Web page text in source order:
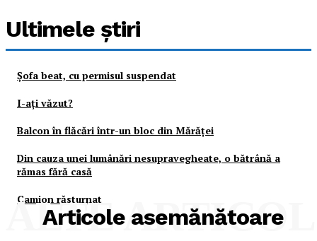
Ultimele ştiri
Şofa beat, cu permisul suspendat
I-aţi văzut?
Balcon în flăcări într-un bloc din Mărăţei
Din cauza unei lumânări nesupravegheate, o bătrână a
rămas fără casă
Camion răsturnat
Articole asemănătoare
ALTE